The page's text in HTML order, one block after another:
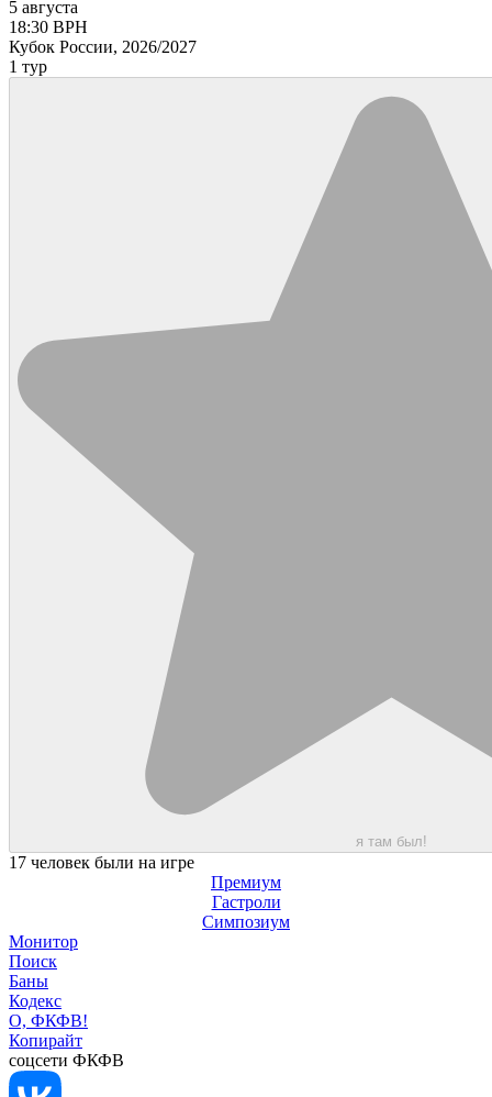
5 августа
18:30 ВРН
Кубок России, 2026/2027
1 тур
я там был!
17 человек были на игре
Премиум
Гастроли
Симпозиум
Монитор
Поиск
Баны
Кодекс
О, ФКФВ!
Копирайт
соцсети ФКФВ